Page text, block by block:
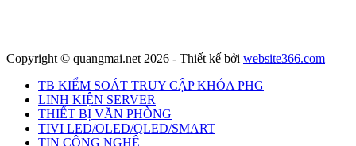
Copyright © quangmai.net 2026 - Thiết kế bởi website366.com
TB KIỂM SOÁT TRUY CẬP KHÓA PHG
LINH KIỆN SERVER
THIẾT BỊ VĂN PHÒNG
TIVI LED/OLED/QLED/SMART
TIN CÔNG NGHỆ